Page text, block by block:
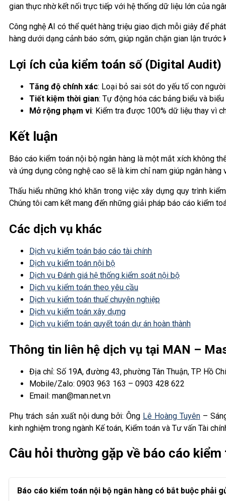
gian thực nhờ kết nối trực tiếp với hệ thống dữ liệu lớn của
Công nghệ AI có thể quét hàng triệu giao dịch mỗi giây để
hàng dưới dạng cảnh báo sớm, giúp ngăn chặn gian lận
Lợi ích của kiểm toán số (Digital Audit)
Tăng độ chính xác: Loại bỏ sai sót do yếu tố con
Tiết kiệm thời gian: Tự động hóa các bảng biểu và
Mở rộng phạm vi: Kiểm tra được 100% dữ liệu thay vì
Kết luận
Báo cáo kiểm toán nội bộ ngân hàng là một mắt xích không
và ứng dụng công nghệ cao sẽ là kim chỉ nam giúp ngân
Thấu hiểu những khó khăn trong việc xây dựng quy trình
Chúng tôi cam kết mang đến những giải pháp báo cáo kiểm
Các dịch vụ khác
Dịch vụ kiểm toán báo cáo tài chính
Dịch vụ kiểm toán nội bộ
Dịch vụ Đánh giá hệ thống kiểm soát nội bộ
Dịch vụ kiểm toán theo yêu cầu
Dịch vụ kiểm toán thuế chuyên nghiệp
Dịch vụ kiểm toán xây dựng
Dịch vụ kiểm toán quyết toán dự án hoàn thành
Thông tin liên hệ dịch vụ tại MAN –
Địa chỉ: Số 19A, đường 43, phường Tân Thuận, TP. Hồ
Mobile/Zalo: 0903 963 163 – 0903 428 622
Email: man@man.net.vn
Phụ trách sản xuất nội dung bởi: Ông Lê Hoàng Tuyên–
kinh nghiệm trong ngành Kế toán, Kiểm toán và Tư vấn Tài
Câu hỏi thường gặp về báo cáo
Báo cáo kiểm toán nội bộ ngân hàng có bắt buộc phải